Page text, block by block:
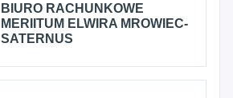
BIURO RACHUNKOWE
MERIITUM ELWIRA MROWIEC-
SATERNUS